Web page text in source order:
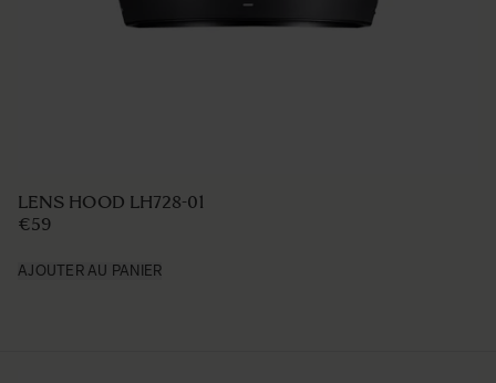
LENS HOOD LH728-01
€59
AJOUTER AU PANIER